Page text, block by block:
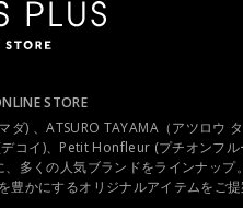
STORE
) 、ATSURO TAYAMA（アツロウ タ
コイ)、Petit Honfleur (プチオンフル
多くの人気ブランドをラインナップ。
かにするオリジナルアイテムをご提